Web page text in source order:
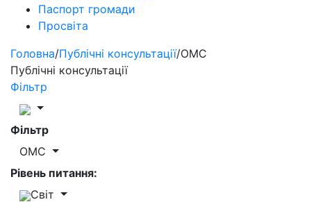
Паспорт громади
Просвіта
Головна/Публічні консультації/ОМС
Публічні консультації
Фільтр
Фільтр
ОМС
Рівень питання:
Світ